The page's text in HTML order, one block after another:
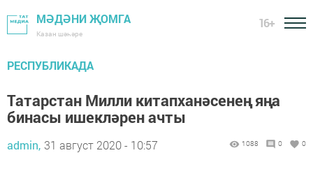
МӘДӘНИ ҖОМГА
Казан шәһәре
16+
РЕСПУБЛИКАДА
Татарстан Милли китапханәсенең яңа
бинасы ишекләрен ачты
admin, 31 август 2020 - 10:57 1088 0 0